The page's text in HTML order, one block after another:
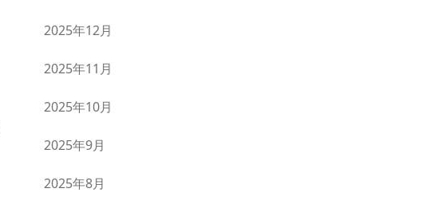
2025年12月
2025年11月
2025年10月
2025年9月
2025年8月